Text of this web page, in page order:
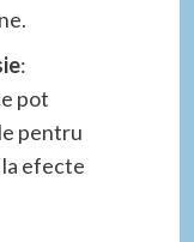
:
pot
pentru
efecte